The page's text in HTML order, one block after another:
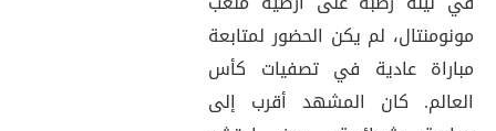
مونومنتال، لم يكن الحضور لمتابعة
مباراة عادية في تصفيات كأس
العالم. كان المشهد أقرب إلى